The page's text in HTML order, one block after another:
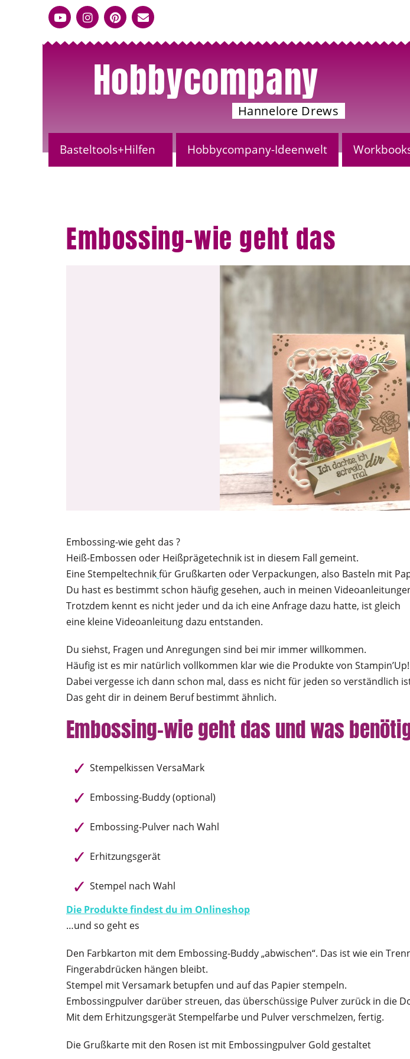
Hobbycompany
Hannelore Drews
Basteltools+Hilfen Hobbycompany-Ideenwelt
Embossing-wie geht das
Embossing-wie geht das ?
Heiß-Embossen oder Heißprägetechnik ist in diesem Fall gemeint.
Eine Stempeltechnikfür Grußkarten oder Verpackungen, also Basteln mit
Du hast es bestimmt schon häufig gesehen, auch in meinen
Trotzdem kennt es nicht jeder und da ich eine Anfrage dazu hatte, ist gleich
eine kleine Videoanleitung dazu entstanden.
Du siehst, Fragen und Anregungen sind bei mir immer willkommen.
Häufig ist es mir natürlich vollkommen klar wie die Produkte von
Dabei vergesse ich dann schon mal, dass es nicht für jeden so verständlich
Das geht dir in deinem Beruf bestimmt ähnlich.
Embossing-wie geht das und was
Stempelkissen VersaMark
Embossing-Buddy (optional)
Embossing-Pulver nach Wahl
Erhitzungsgerät
Stempel nach Wahl
Die Produkte findest du im Onlineshop
…und so geht es
Den Farbkarton mit dem Embossing-Buddy „abwischen“. Das ist wie ein
Fingerabdrücken hängen bleibt.
Stempel mit Versamark betupfen und auf das Papier stempeln.
Embossingpulver darüber streuen, das überschüssige Pulver zurück in die
Mit dem Erhitzungsgerät Stempelfarbe und Pulver verschmelzen, fertig.
Die Grußkarte mit den Rosen ist mit Embossingpulver Gold gestaltet